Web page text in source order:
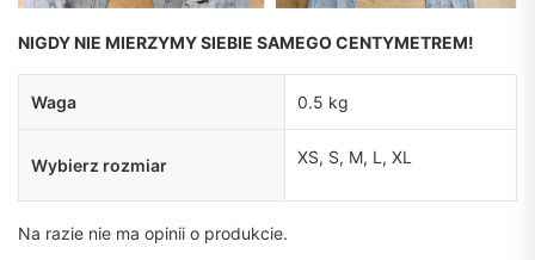
NIGDY NIE MIERZYMY SIEBIE SAMEGO CENTYMETREM!
Waga 0.5 kg
Wybierz rozmiar XS, S, M, L, XL
Na razie nie ma opinii o produkcie.